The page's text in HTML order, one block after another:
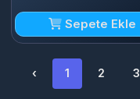
Sepete Ekle
‹ 1 2 3